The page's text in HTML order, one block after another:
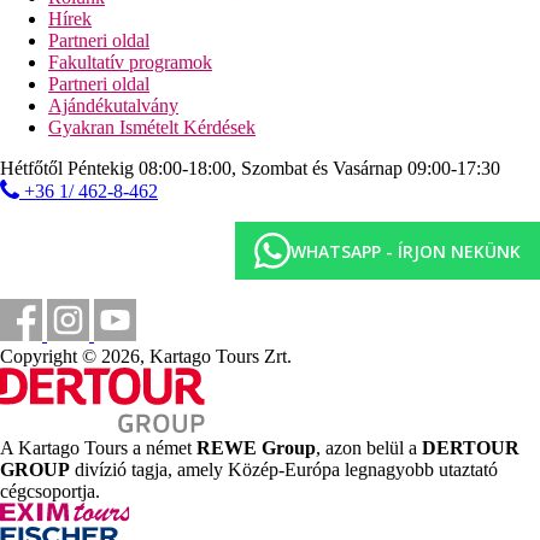
Távolságok
58 km
Távolság a legközelebbi repülőtértől
4 km
Golfpálya
25 m
Napágyak a strandon térítés ellenében
Napernyők a strandon térítés ellenében
Tengerparti nyaralás
Medencék
Napágyak és napernyők a medencénél ingyenesen
Képgaléria
Hírek
Partneri oldal
Fakultatív programok
Partneri oldal
Ajándékutalvány
Gyakran Ismételt Kérdések
Hétfőtől Péntekig 08:00-18:00, Szombat és Vasárnap 09:00-17:30
+36 1/ 462-8-462
WHATSAPP - ÍRJON NEKÜNK
Copyright © 2026, Kartago Tours Zrt.
A Kartago Tours a német REWE Group, azon belül a DERTOUR
GROUP divízió tagja, amely Közép-Európa legnagyobb utaztató
cégcsoportja.